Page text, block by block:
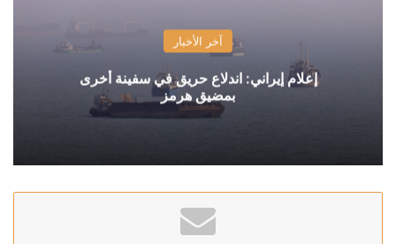
آخر الأخبار
إعلام إيراني: اندلاع حريق في سفينة أخرى
بمضيق هرمز